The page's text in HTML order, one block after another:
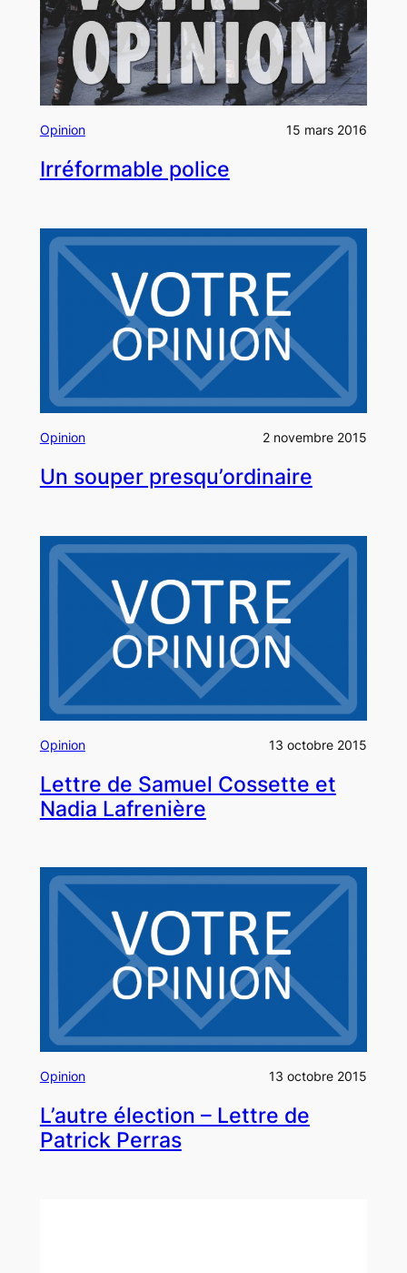
Opinion 15 mars 2016
Irréformable police
Opinion 2 novembre 2015
Un souper presqu’ordinaire
Opinion 13 octobre 2015
Lettre de Samuel Cossette et
Nadia Lafrenière
Opinion 13 octobre 2015
L’autre élection – Lettre de
Patrick Perras